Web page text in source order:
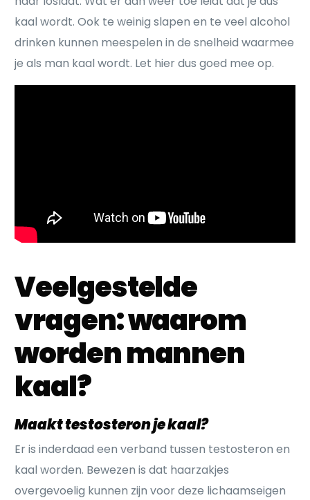
kaal wordt. Ook te weinig slapen en te veel alcohol
drinken kunnen meespelen in de snelheid waarmee
je als man kaal wordt. Let hier dus goed mee op.
Veelgestelde
vragen: waarom
worden mannen
kaal?
Maakt testosteron je kaal?
Er is inderdaad een verband tussen testosteron en
kaal worden. Bewezen is dat haarzakjes
overgevoelig kunnen zijn voor deze lichaamseigen